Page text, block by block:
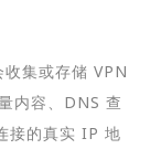
集或存储 VPN
内容、DNS 查
接的真实 IP 地